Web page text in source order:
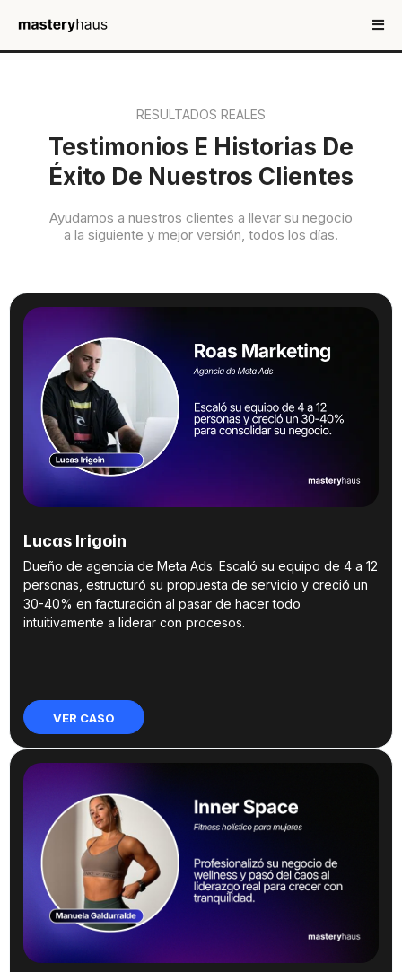
RESULTADOS REALES
Testimonios E Historias De
Éxito De Nuestros Clientes
Ayudamos a nuestros clientes a llevar su negocio
a la siguiente y mejor versión, todos los días.
Lucas Irigoin
Dueño de agencia de Meta Ads. Escaló su equipo de 4 a 12
personas, estructuró su propuesta de servicio y creció un
30-40% en facturación al pasar de hacer todo
intuitivamente a liderar con procesos.
VER CASO